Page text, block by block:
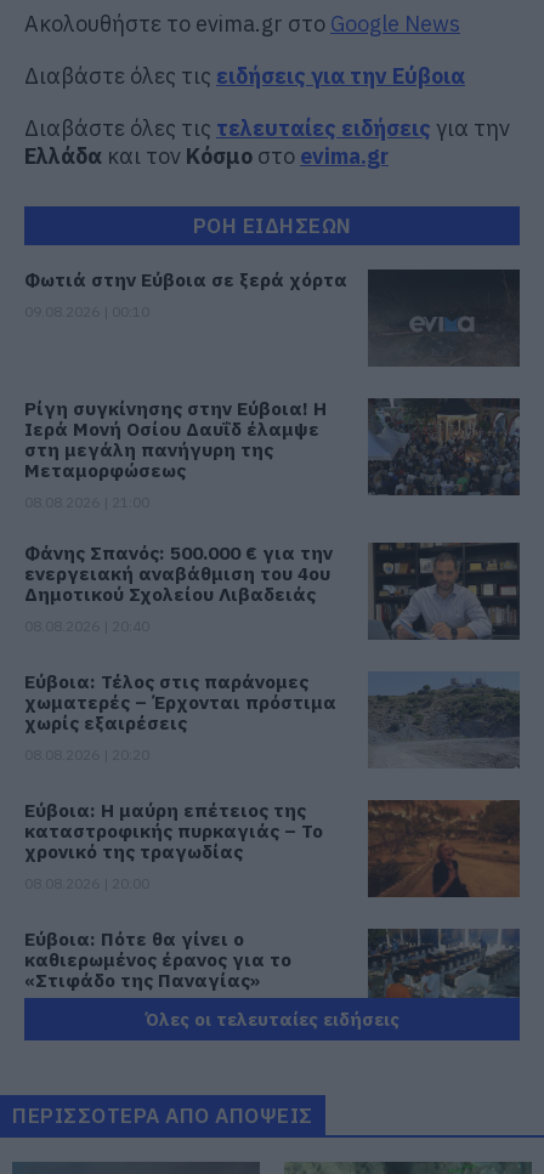
Ακολουθήστε το evima.gr στο Google News
Διαβάστε όλες τις ειδήσεις για την Εύβοια
Διαβάστε όλες τις τελευταίες ειδήσεις για την
Ελλάδα και τον Κόσμο στο evima.gr
ΡΟΗ ΕΙΔΗΣΕΩΝ
Φωτιά στην Εύβοια σε ξερά χόρτα
Ρίγη συγκίνησης στην Εύβοια! Η
Ιερά Μονή Οσίου Δαυΐδ έλαμψε
στη μεγάλη πανήγυρη της
Μεταμορφώσεως
Φάνης Σπανός: 500.000 € για την
ενεργειακή αναβάθμιση του 4ου
Δημοτικού Σχολείου Λιβαδειάς
Εύβοια: Τέλος στις παράνομες
χωματερές – Έρχονται πρόστιμα
χωρίς εξαιρέσεις
Εύβοια: Η μαύρη επέτειος της
καταστροφικής πυρκαγιάς – Το
χρονικό της τραγωδίας
Εύβοια: Πότε θα γίνει ο
καθιερωμένος έρανος για το
«Στιφάδο της Παναγίας»
08.08.2026 | 19:40
στη Θεσσαλονίκη
08.08.2026 | 19:20
Όλες οι τελευταίες ειδήσεις
ΠΕΡΙΣΣΟΤΕΡΑ ΑΠΟ ΑΠΟΨΕΙΣ